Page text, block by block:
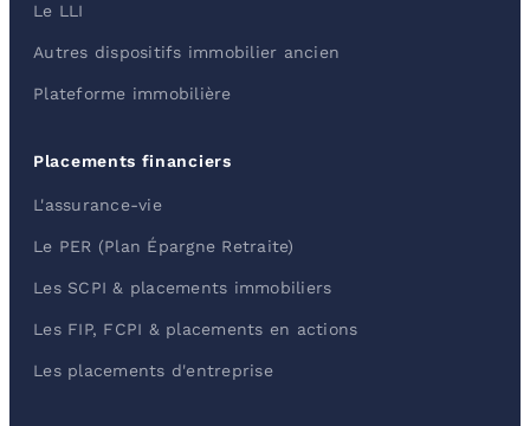
Le LLI
Autres dispositifs immobilier ancien
Plateforme immobilière
Placements financiers
L'assurance-vie
Le PER (Plan Épargne Retraite)
Les SCPI & placements immobiliers
Les FIP, FCPI & placements en actions
Les placements d'entreprise